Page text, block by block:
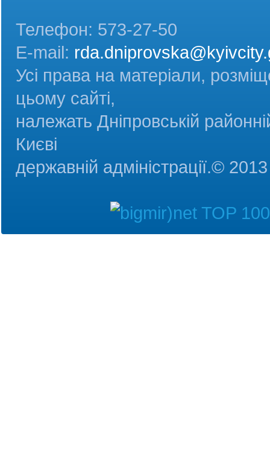
Телефон: 573-27-50
E-mail:
Усі права на матеріали,
цьому сайті,
належать Дніпровській
Києві
державній